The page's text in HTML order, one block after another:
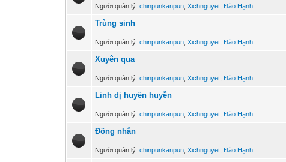
Người quản lý:chinpunkanpun ,Xichnguyet ,Đào Hạnh
Trùng sinh
Người quản lý:chinpunkanpun ,Xichnguyet ,Đào Hạnh
Xuyên qua
Người quản lý:chinpunkanpun ,Xichnguyet ,Đào Hạnh
Linh dị huyền huyễn
Người quản lý:chinpunkanpun ,Xichnguyet ,Đào Hạnh
Đồng nhân
Người quản lý:chinpunkanpun ,Xichnguyet ,Đào Hạnh